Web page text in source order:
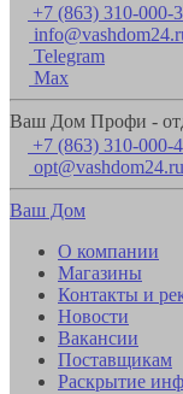
+7 (863) 310-000-3
Telegram
Max
Ваш Дом Профи -
+7 (863) 310-000-4
opt@vashdom24.ru
Ваш Дом
О компании
Магазины
Контакты и
Новости
Вакансии
Поставщикам
Раскрытие